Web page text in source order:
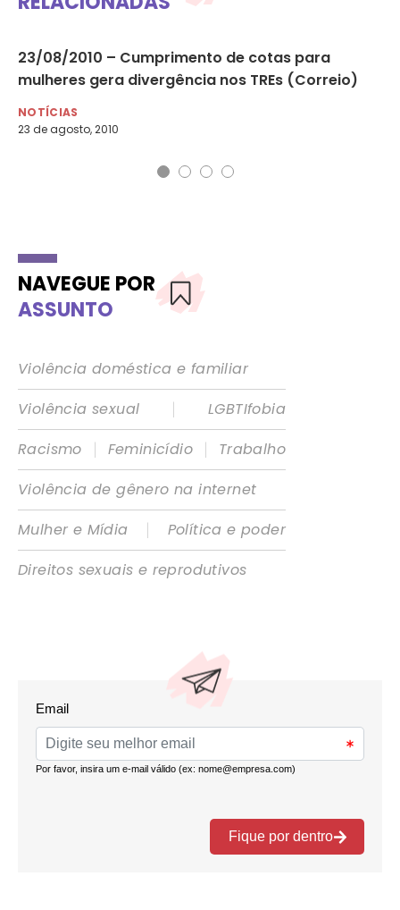
23/08/2010 – Cumprimento de cotas para
mulheres gera divergência nos TREs (Correio)
NOTÍCIAS
23 de agosto, 2010
NAVEGUE POR
ASSUNTO
Violência doméstica e familiar
Violência sexual
|
LGBTIfobia
Racismo
| Feminicídio |
Trabalho
Violência de gênero na internet
Mulher e Mídia
|
Política e poder
Direitos sexuais e reprodutivos